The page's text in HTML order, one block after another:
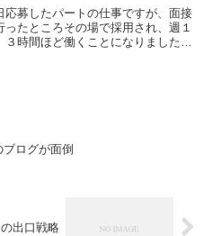
応募したパートの仕事ですが、面接
ったところその場で採用され、週１
３時間ほど働くことになりました。
ブログが面倒
出口戦略